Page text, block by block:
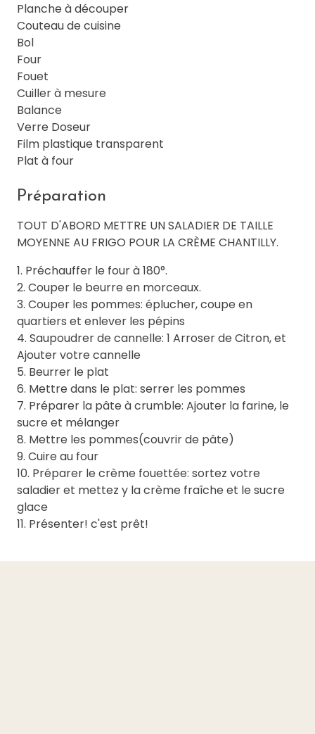
Planche à découper
Couteau de cuisine
Bol
Four
Fouet
Cuiller à mesure
Balance
Verre Doseur
Film plastique transparent
Plat à four
Préparation
TOUT D'ABORD METTRE UN SALADIER DE TAILLE
MOYENNE AU FRIGO POUR LA CRÈME CHANTILLY.
1. Préchauffer le four à 180°.
2. Couper le beurre en morceaux.
3. Couper les pommes: éplucher, coupe en
quartiers et enlever les pépins
4. Saupoudrer de cannelle: 1 Arroser de Citron, et
Ajouter votre cannelle
5. Beurrer le plat
6. Mettre dans le plat: serrer les pommes
7. Préparer la pâte à crumble: Ajouter la farine, le
sucre et mélanger
8. Mettre les pommes(couvrir de pâte)
9. Cuire au four
10. Préparer le crème fouettée: sortez votre
saladier et mettez y la crème fraîche et le sucre
glace
11. Présenter! c'est prêt!